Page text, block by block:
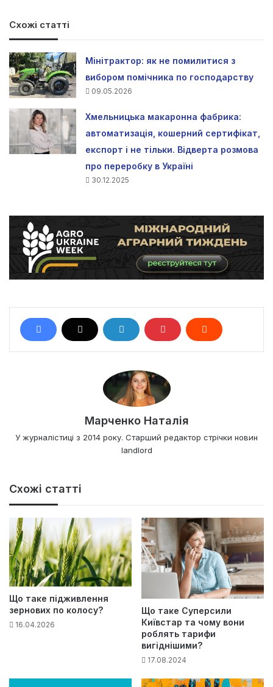
Схожі статті
Мінітрактор: як не помилитися з
вибором помічника по господарству
09.05.2026
Хмельницька макаронна фабрика:
автоматизація, кошерний сертифікат,
експорт і не тільки. Відверта розмова
про переробку в Україні
30.12.2025
Марченко Наталія
У журналістиці з 2014 року. Старший редактор стрічки новин
landlord
Схожі статті
Що таке підживлення
зернових по колосу?
16.04.2026
Що таке Суперсили
Київстар та чому вони
роблять тарифи
вигіднішими?
17.08.2024